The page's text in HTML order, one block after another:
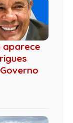
aparece